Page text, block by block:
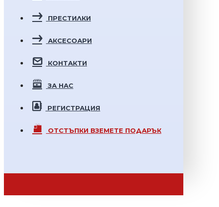
ПРЕСТИЛКИ
АКСЕСОАРИ
КОНТАКТИ
ЗА НАС
РЕГИСТРАЦИЯ
ОТСТЪПКИ ВЗЕМЕТЕ ПОДАРЪК